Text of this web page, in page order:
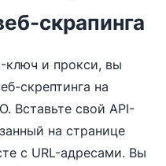
скрапинга
ключ и прокси, вы
скрептинга на
Вставьте свой API-
на странице
с URL-адресами. Вы